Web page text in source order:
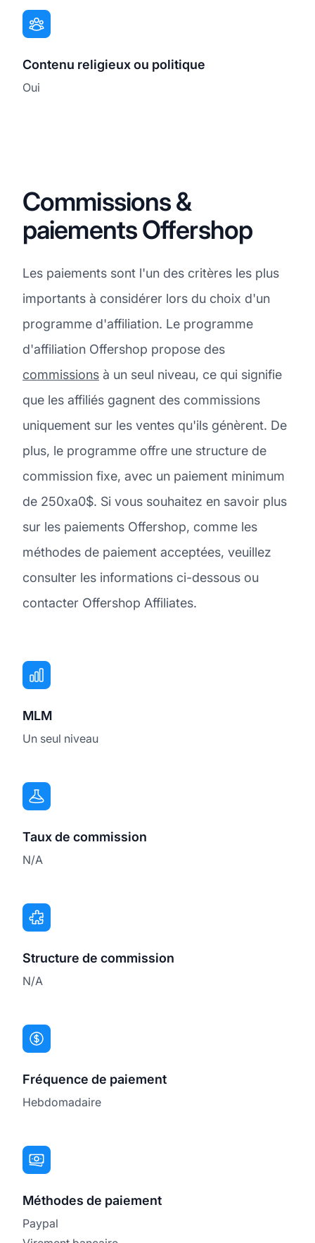
Contenu religieux ou politique
Oui
Commissions &
paiements Offershop
Les paiements sont l'un des critères les plus
importants à considérer lors du choix d'un
programme d'affiliation. Le programme
d'affiliation Offershop propose des
commissions à un seul niveau, ce qui signifie
que les affiliés gagnent des commissions
uniquement sur les ventes qu'ils génèrent. De
plus, le programme offre une structure de
commission fixe, avec un paiement minimum
de 250xa0$. Si vous souhaitez en savoir plus
sur les paiements Offershop, comme les
méthodes de paiement acceptées, veuillez
consulter les informations ci-dessous ou
contacter Offershop Affiliates.
MLM
Un seul niveau
Taux de commission
N/A
Structure de commission
N/A
Fréquence de paiement
Hebdomadaire
Méthodes de paiement
Paypal